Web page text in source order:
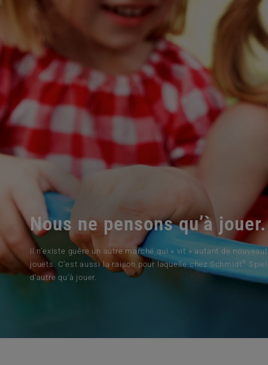
Nous ne pensons qu’à jouer.
Il n’existe guère un autre marché qui « vit » autant de
jouets. C’est aussi la raison pour laquelle chez Schmidt®
d’autre qu’à jouer.